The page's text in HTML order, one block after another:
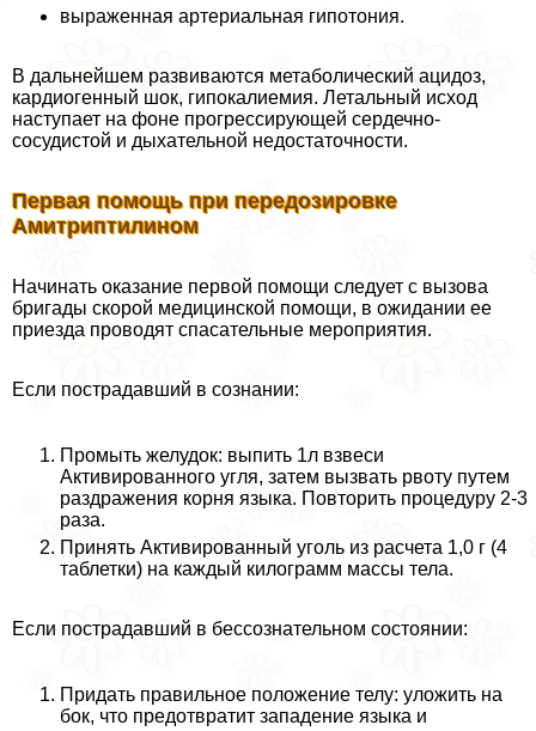
выраженная артериальная гипотония.
В дальнейшем развиваются метаболический ацидоз,
кардиогенный шок, гипокалиемия. Летальный исход
наступает на фоне прогрессирующей сердечно-
сосудистой и дыхательной недостаточности.
Первая помощь при передозировке
Амитриптилином
Начинать оказание первой помощи следует с вызова
бригады скорой медицинской помощи, в ожидании ее
приезда проводят спасательные мероприятия.
Если пострадавший в сознании:
Промыть желудок: выпить 1л взвеси
Активированного угля, затем вызвать рвоту путем
раздражения корня языка. Повторить процедуру 2-3
раза.
Принять Активированный уголь из расчета 1,0 г (4
таблетки) на каждый килограмм массы тела.
Если пострадавший в бессознательном состоянии:
Придать правильное положение телу: уложить на
бок, что предотвратит западение языка и